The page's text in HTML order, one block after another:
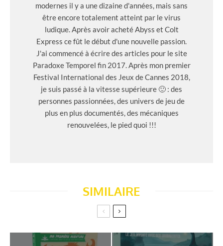
modernes il y a une dizaine d'années, mais sans
être encore totalement atteint par le virus
ludique. Après avoir acheté Abyss et Colt
Express ce fût le début d'une nouvelle passion.
J'ai commencé à écrire des articles pour le site
Paradoxe Temporel fin 2017. Après mon premier
Festival International des Jeux de Cannes 2018,
je suis passé à la vitesse supérieure 🙂 : des
personnes passionnées, des univers de jeu de
plus en plus documentés, des mécaniques
renouvelées, le pied quoi !!!
SIMILAIRE